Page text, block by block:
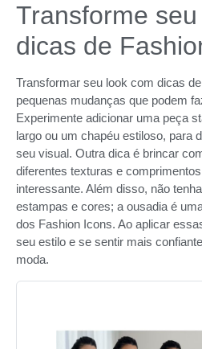
Transforme
dicas de
Transformar seu look com dicas
pequenas mudanças que podem
Experimente adicionar uma peça
largo ou um chapéu estiloso, para
seu visual. Outra dica é brincar
diferentes texturas e
interessante. Além disso, não
estampas e cores; a ousadia é
dos Fashion Icons. Ao aplicar
seu estilo e se sentir mais
moda.